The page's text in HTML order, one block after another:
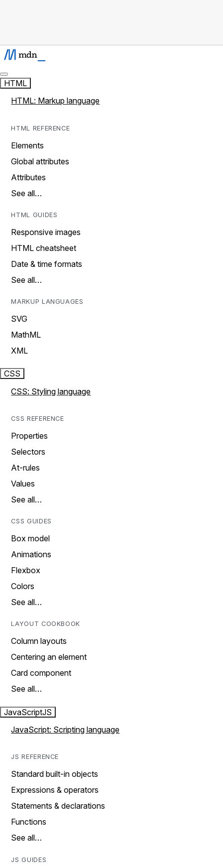
HTML
HTML: Markup language
HTML REFERENCE
Elements
Global attributes
Attributes
See all…
HTML GUIDES
Responsive images
HTML cheatsheet
Date & time formats
See all…
MARKUP LANGUAGES
SVG
MathML
XML
CSS
CSS: Styling language
CSS REFERENCE
Properties
Selectors
At-rules
Values
See all…
CSS GUIDES
Box model
Animations
Flexbox
Colors
See all…
LAYOUT COOKBOOK
Column layouts
Centering an element
Card component
See all…
JavaScriptJS
JavaScript: Scripting language
JS REFERENCE
Standard built-in objects
Expressions & operators
Statements & declarations
Functions
See all…
JS GUIDES